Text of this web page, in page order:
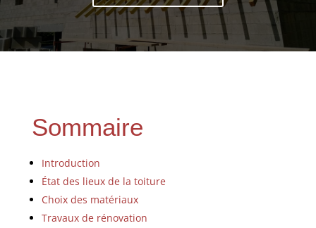
Sommaire
Introduction
État des lieux de la toiture
Choix des matériaux
Travaux de rénovation